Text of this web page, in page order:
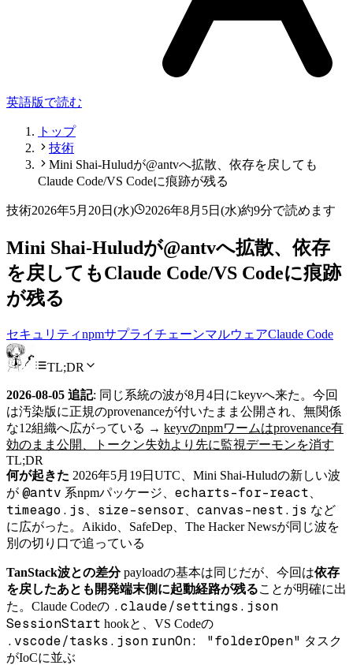
英語版で読む
トップ
技術
Mini Shai-Huludが@antvへ拡散、依存を戻しても
Claude Code/VS Codeに痕跡が残る
技術2026年5月20日(水) 2026年8月5日(水)約9分で読めます
Mini Shai-Huludが@antvへ拡散、依存
を戻してもClaude Code/VS Codeに痕跡
が残る
セキュリティnpmサプライチェーンマルウェアClaude Code
TL;DR
2026-08-05 追記: 同じ系統の波が8月4日にkeyvへ来た。今回
は汚染版に正規のprovenanceが付いたまま公開され、無関係
な12組織へ広がっている → keyvのnpmワームはprovenance有
効のまま公開、トークン失効より先に監視デーモンを消す
TL;DR
何が起きた 2026年5月19日UTC、Mini Shai-Huludの新しい波
が @antv 系npmパッケージ、 echarts-for-react
timeago.js size-sensor canvas-nest.js など
に広がった。Aikido、SafeDep、The Hacker Newsが同じ波を
別の切り口で追っている
TanStack波との差分payloadの基本は同じだが、今回は依存
を戻したあとも開発端末側に起動経路が残ることが明確に出
た。Claude Codeの .claude/settings.json
SessionStart hookと、VS Codeの
.vscode/tasks.json runOn: "folderOpen" タスク
がIoCに並ぶ